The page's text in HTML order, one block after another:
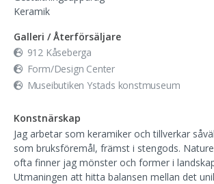
Keramik
Galleri / Återförsäljare
912 Kåseberga
Form/Design Center
Museibutiken Ystads konstmuseum
Konstnärskap
Jag arbetar som keramiker och tillverkar
som bruksföremål, främst i stengods.
ofta finner jag mönster och former i
Utmaningen att hitta balansen mellan det